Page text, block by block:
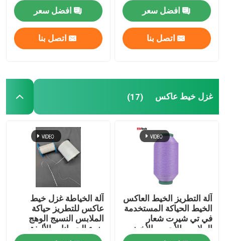
افضل سعر
اتصل بنا
افضل سعر
اتصل بنا
غزل خيط عاكس (17)
آلة التطريز الخيط العاكس
الخيط الحياكة المستخدمة
في تي شيرت شعار
الملابس الأحمر والأخضر
آلة الخياطة غزل خيط
عاكس للتطريز حياكة
الملابس النسيج الوهج
ضوء الحيوانات الأليفة